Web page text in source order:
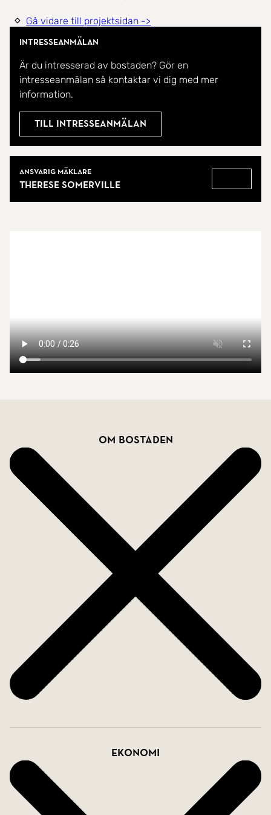
Gå vidare till projektsidan ->
Intresseanmälan
Är du intresserad av bostaden? Gör en
intresseanmälan så kontaktar vi dig med mer
information.
Till intresseanmälan
Ansvarig mäklare
Therese Somerville
Om bostaden
Ekonomi